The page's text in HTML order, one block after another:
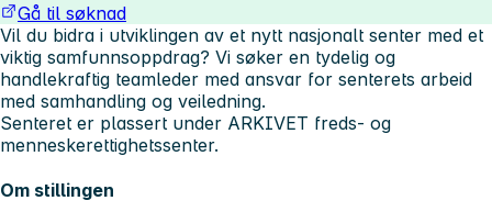
Gå til søknad
Vil du bidra i utviklingen av et nytt nasjonalt senter med et
viktig samfunnsoppdrag? Vi søker en tydelig og
handlekraftig teamleder med ansvar for senterets arbeid
med samhandling og veiledning.
Senteret er plassert under ARKIVET freds- og
menneskerettighetssenter.
Om stillingen